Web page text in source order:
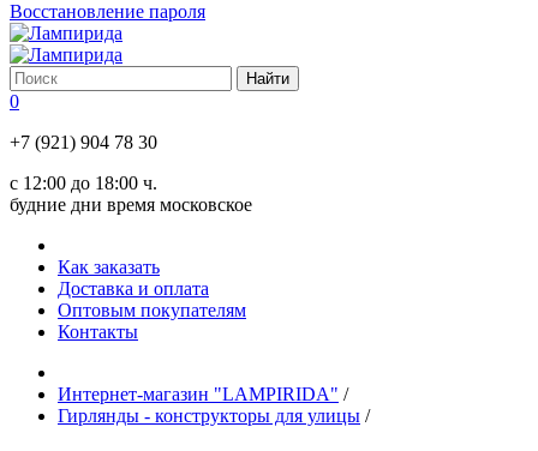
Восстановление пароля
0
+7 (921) 904 78 30
с 12:00 до 18:00 ч.
будние дни время московское
Как заказать
Доставка и оплата
Оптовым покупателям
Контакты
Интернет-магазин "LAMPIRIDA" /
Гирлянды - конструкторы для улицы /